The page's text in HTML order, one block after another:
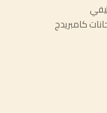
كامبريدج